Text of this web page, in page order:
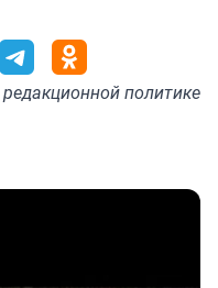
редакционной политике